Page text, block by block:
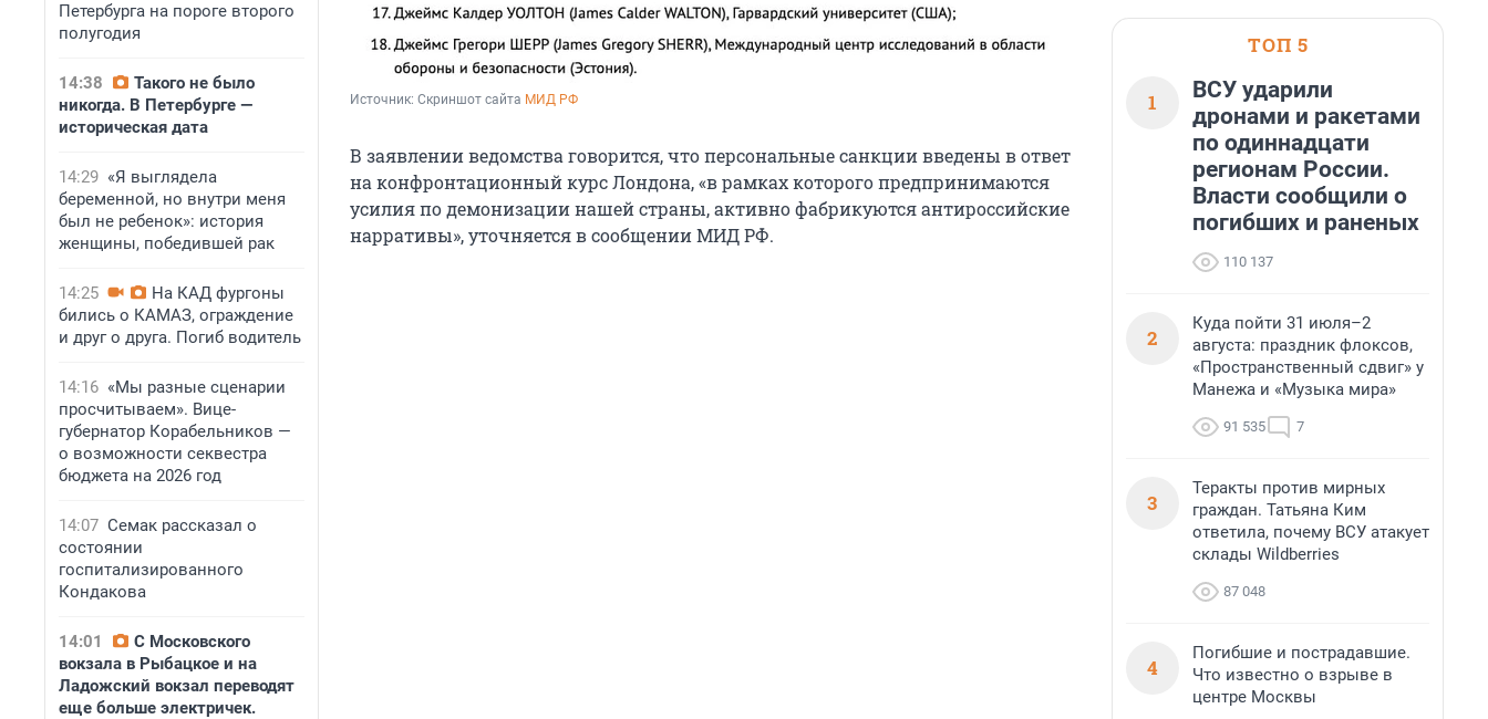
Петербурга на пороге второго
полугодия
14:38
Такого не было
никогда. В Петербурге —
историческая дата
14:29 «Я выглядела
беременной, но внутри меня
был не ребенок»: история
женщины, победившей рак
14:25
На КАД фургоны
бились о КАМАЗ, ограждение
и друг о друга. Погиб водитель
14:16 «Мы разные сценарии
просчитываем». Вице-
губернатор Корабельников —
о возможности секвестра
бюджета на 2026 год
14:07 Семак рассказал о
состоянии
госпитализированного
Кондакова
14:01
С Московского
вокзала в Рыбацкое и на
Ладожский вокзал переводят
еще больше электричек.
Источник: Скриншот сайта МИД РФ
В заявлении ведомства говорится, что персональные санкции введены в ответ
на конфронтационный курс Лондона, «в рамках которого предпринимаются
усилия по демонизации нашей страны, активно фабрикуются антироссийские
нарративы», уточняется в сообщении МИД РФ.
ТОП 5
1
ВСУ ударили
дронами и ракетами
по одиннадцати
регионам России.
Власти сообщили о
погибших и раненых
110 137
2
Куда пойти 31 июля–2
августа: праздник флоксов,
«Пространственный сдвиг» у
Манежа и «Музыка мира»
91 535 7
3
Теракты против мирных
граждан. Татьяна Ким
ответила, почему ВСУ атакует
склады Wildberries
87 048
4
Погибшие и пострадавшие.
Что известно о взрыве в
центре Москвы